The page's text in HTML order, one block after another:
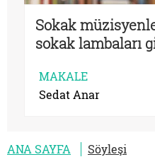
Sokak
sokak lambaları
MAKALE
Sedat Anar
ANA SAYFA
Söyleşi